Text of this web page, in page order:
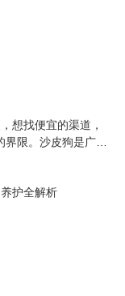
想找便宜的渠道，
界限。沙皮狗是广东
优势；英国斗牛犬
护全解析